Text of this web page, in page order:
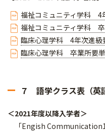
福祉コミュニティ学科 4
福祉コミュニティ学科
臨床心理学科 4年次進級
臨床心理学科 卒業所要
７ 語学クラス表（英
＜2021年度以降入学者＞
「Engish